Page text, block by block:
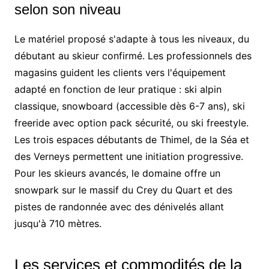
selon son niveau
Le matériel proposé s'adapte à tous les niveaux, du
débutant au skieur confirmé. Les professionnels des
magasins guident les clients vers l'équipement
adapté en fonction de leur pratique : ski alpin
classique, snowboard (accessible dès 6-7 ans), ski
freeride avec option pack sécurité, ou ski freestyle.
Les trois espaces débutants de Thimel, de la Séa et
des Verneys permettent une initiation progressive.
Pour les skieurs avancés, le domaine offre un
snowpark sur le massif du Crey du Quart et des
pistes de randonnée avec des dénivelés allant
jusqu'à 710 mètres.
Les services et commodités de la